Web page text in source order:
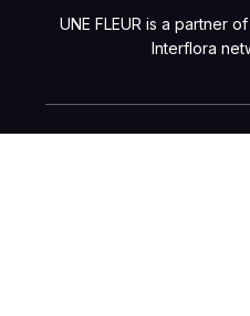
UNE FLEUR is a partner
Interflora